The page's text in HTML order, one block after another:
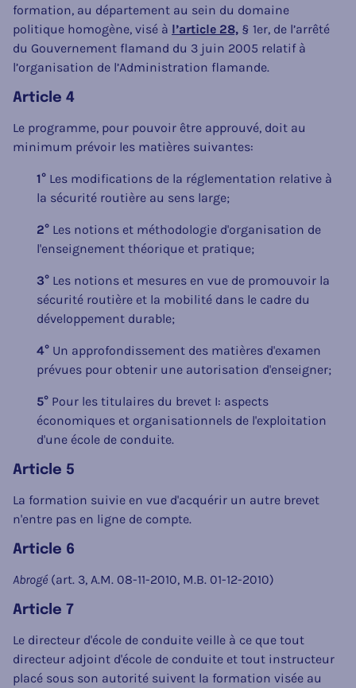
formation, au département au sein du domaine
politique homogène, visé à l’article 28, § 1er, de l’arrêté
du Gouvernement flamand du 3 juin 2005 relatif à
l’organisation de l’Administration flamande.
Article 4
Le programme, pour pouvoir être approuvé, doit au
minimum prévoir les matières suivantes:
1° Les modifications de la réglementation relative à
la sécurité routière au sens large;
2° Les notions et méthodologie d'organisation de
l'enseignement théorique et pratique;
3° Les notions et mesures en vue de promouvoir la
sécurité routière et la mobilité dans le cadre du
développement durable;
4° Un approfondissement des matières d'examen
prévues pour obtenir une autorisation d'enseigner;
5° Pour les titulaires du brevet I: aspects
économiques et organisationnels de l'exploitation
d'une école de conduite.
Article 5
La formation suivie en vue d'acquérir un autre brevet
n'entre pas en ligne de compte.
Article 6
Abrogé (art. 3, A.M. 08-11-2010, M.B. 01-12-2010)
Article 7
Le directeur d'école de conduite veille à ce que tout
directeur adjoint d'école de conduite et tout instructeur
placé sous son autorité suivent la formation visée au